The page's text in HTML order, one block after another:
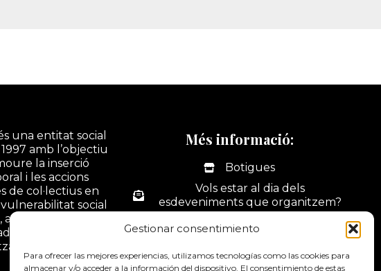
Gestionar consentimiento
Para ofrecer las mejores experiencias, utilizamos tecnologías como las cookies para
almacenar y/o acceder a la información del dispositivo. El consentimiento de estas
una entitat social
amb l’objectiu
la inserció
i les accions
de col·lectius en
social
través d'activitats
a la gestió i
de residus.
Més informació:
Botigues
Vols estar al dia dels
esdeveniments que organitzem?
La nostra botiga online
Contacte